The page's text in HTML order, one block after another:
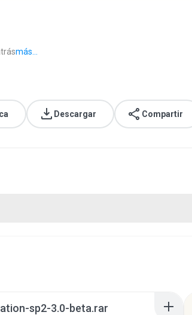
más...
Descargar Compartir
sp2-3.0-beta.rar